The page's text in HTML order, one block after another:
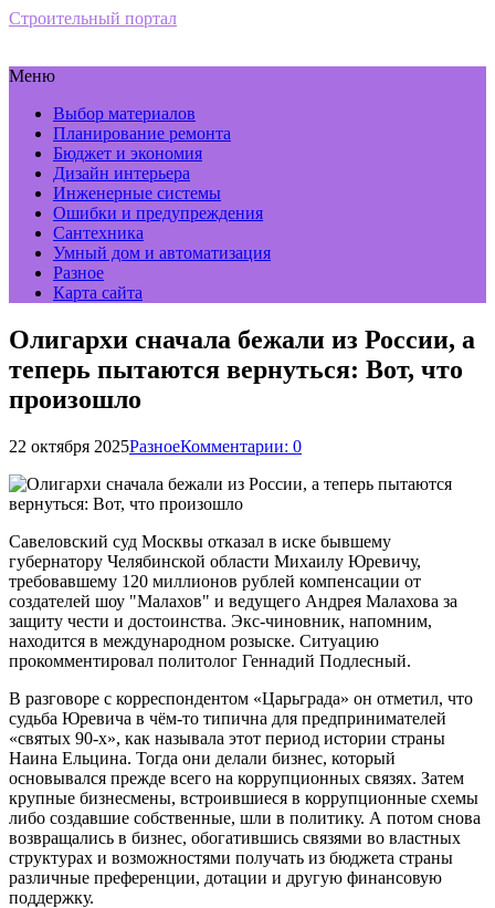
Строительный портал
Меню
Выбор материалов
Планирование ремонта
Бюджет и экономия
Дизайн интерьера
Инженерные системы
Ошибки и предупреждения
Сантехника
Умный дом и автоматизация
Разное
Карта сайта
Олигархи сначала бежали из России, а
теперь пытаются вернуться: Вот, что
произошло
22 октября 2025РазноеКомментарии: 0
Савеловский суд Москвы отказал в иске бывшему
губернатору Челябинской области Михаилу Юревичу,
требовавшему 120 миллионов рублей компенсации от
создателей шоу "Малахов" и ведущего Андрея Малахова за
защиту чести и достоинства. Экс-чиновник, напомним,
находится в международном розыске. Ситуацию
прокомментировал политолог Геннадий Подлесный.
В разговоре с корреспондентом «Царьграда» он отметил, что
судьба Юревича в чём-то типична для предпринимателей
«святых 90-х», как называла этот период истории страны
Наина Ельцина. Тогда они делали бизнес, который
основывался прежде всего на коррупционных связях. Затем
крупные бизнесмены, встроившиеся в коррупционные схемы
либо создавшие собственные, шли в политику. А потом снова
возвращались в бизнес, обогатившись связями во властных
структурах и возможностями получать из бюджета страны
различные преференции, дотации и другую финансовую
поддержку.